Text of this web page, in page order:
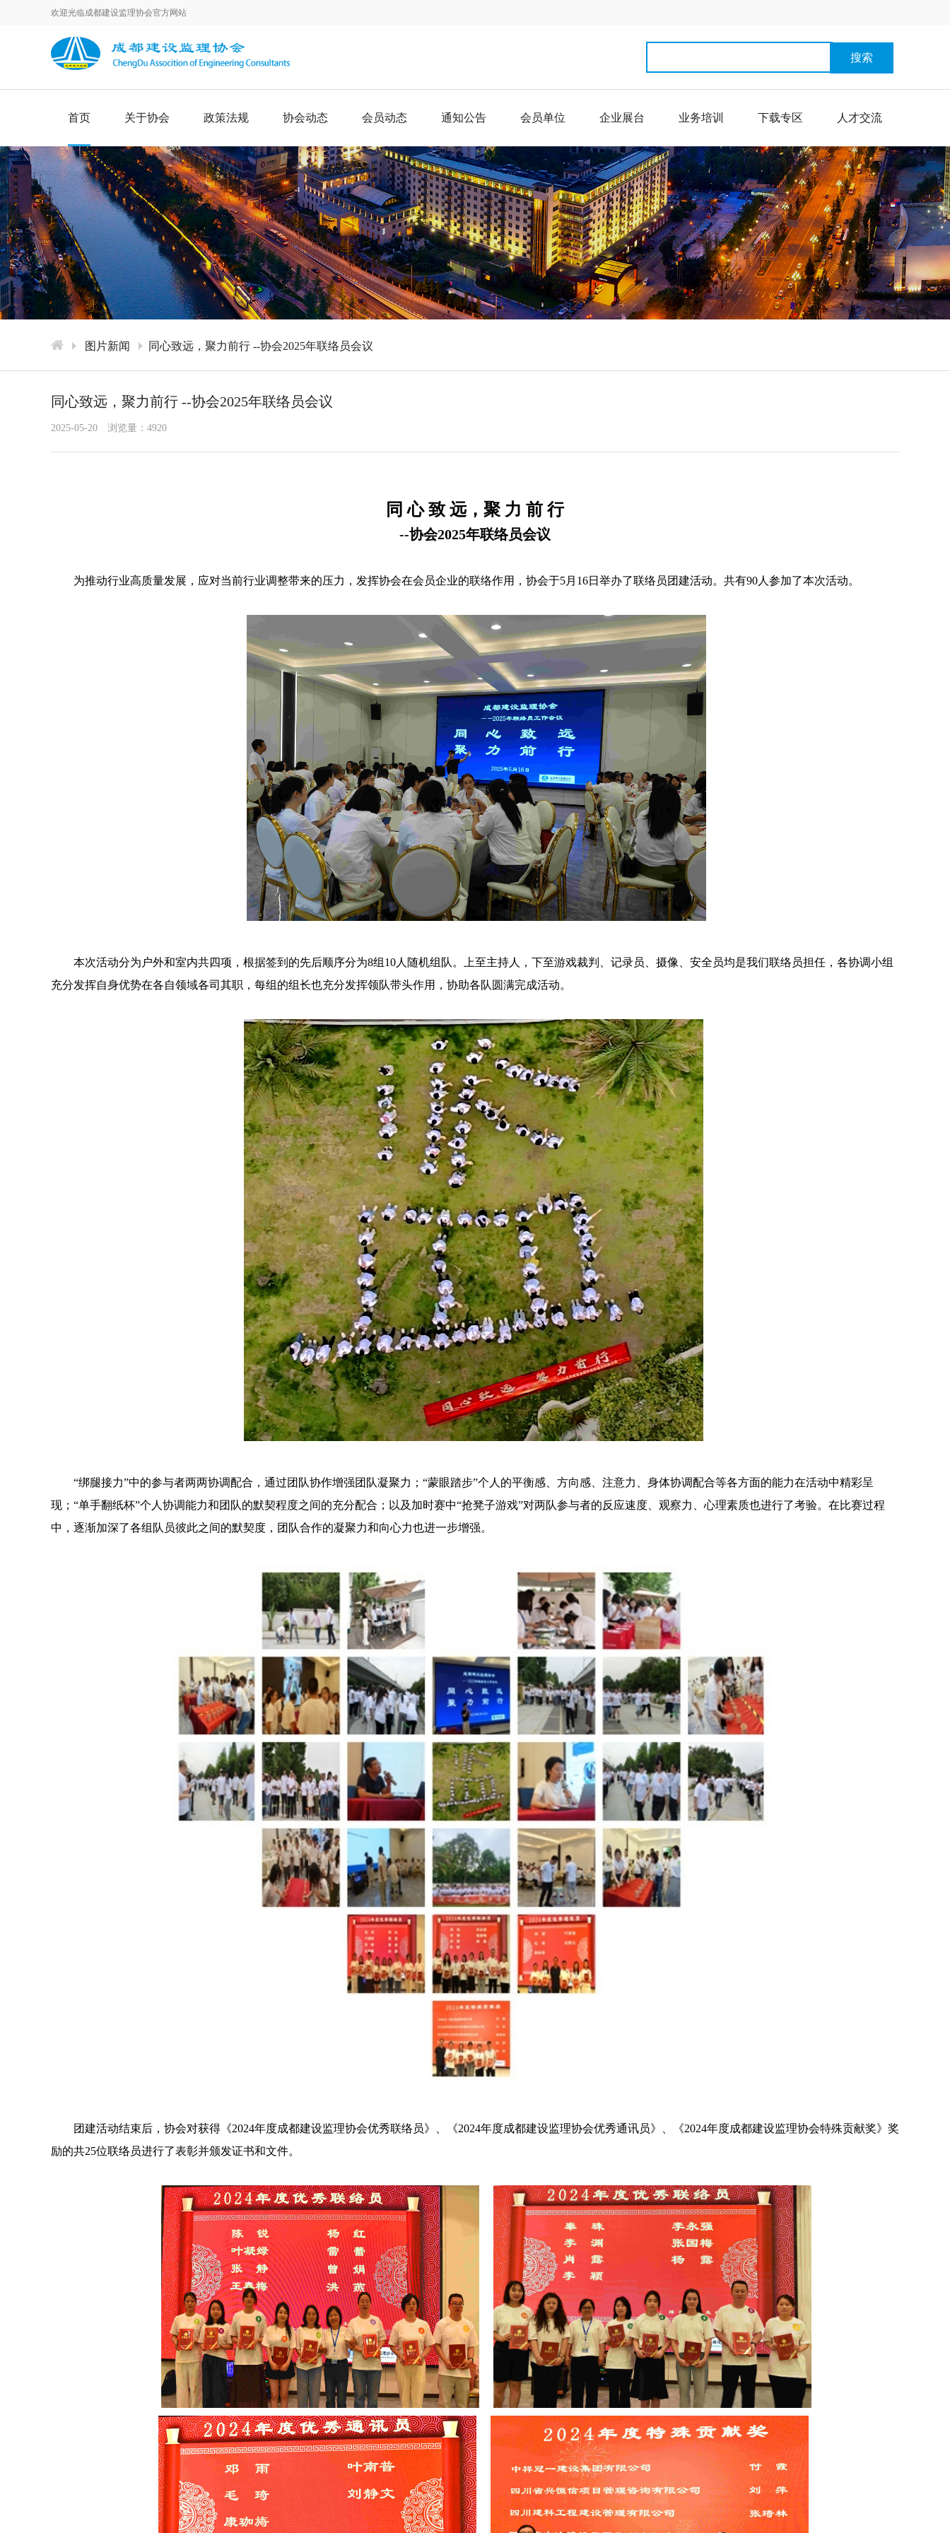
欢迎光临成都建设监理协会官方网站
搜索
首页 关于协会 政策法规 协会动态 会员动态 通知公告 会员单位 企业展台 业务培训 下载专区 人才交流
图片新闻 ​同心致远，聚力前行 --协会2025年联络员会议
​同心致远，聚力前行 --协会2025年联络员会议
2025-05-20 浏览量：4920
同 心 致 远，聚 力 前 行
--协会2025年联络员会议
为推动行业高质量发展，应对当前行业调整带来的压力，发挥协会在会员企业的联络作用，协会于5月16日举办了联络员团建活动。共有90人参加了本次活动。
本次活动分为户外和室内共四项，根据签到的先后顺序分为8组10人随机组队。上至主持人，下至游戏裁判、记录员、摄像、安全员均是我们联络员担任，各协调小组
充分发挥自身优势在各自领域各司其职，每组的组长也充分发挥领队带头作用，协助各队圆满完成活动。
“绑腿接力”中的参与者两两协调配合，通过团队协作增强团队凝聚力；“蒙眼踏步”个人的平衡感、方向感、注意力、身体协调配合等各方面的能力在活动中精彩呈
现；“单手翻纸杯”个人协调能力和团队的默契程度之间的充分配合；以及加时赛中“抢凳子游戏”对两队参与者的反应速度、观察力、心理素质也进行了考验。在比赛过程
中，逐渐加深了各组队员彼此之间的默契度，团队合作的凝聚力和向心力也进一步增强。
团建活动结束后，协会对获得《2024年度成都建设监理协会优秀联络员》、《2024年度成都建设监理协会优秀通讯员》、《2024年度成都建设监理协会特殊贡献奖》奖
励的共25位联络员进行了表彰并颁发证书和文件。